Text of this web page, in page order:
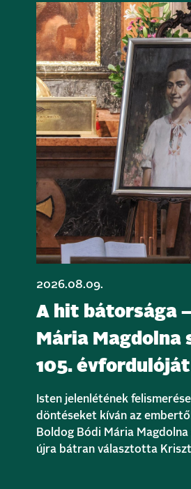
2026.08.09.
A hit bátorsága
Mária Magdolna
105.
Isten jelenlétének
döntéseket kíván az
Boldog Bódi Mária
újra bátran választotta